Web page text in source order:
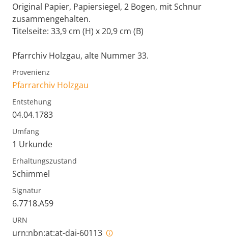
Original Papier, Papiersiegel, 2 Bogen, mit Schnur
zusammengehalten.
Titelseite: 33,9 cm (H) x 20,9 cm (B)
Pfarrchiv Holzgau, alte Nummer 33.
Provenienz
Pfarrarchiv Holzgau
Entstehung
04.04.1783
Umfang
1 Urkunde
Erhaltungszustand
Schimmel
Signatur
6.7718.A59
URN
urn:nbn:at:at-dai-60113